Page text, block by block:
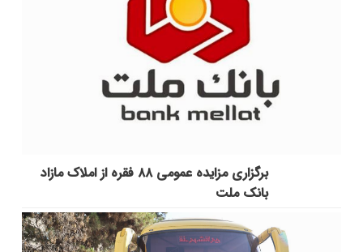
برگزاری مزایده عمومی ۸۸ فقره از املاک مازاد
بانک ملت